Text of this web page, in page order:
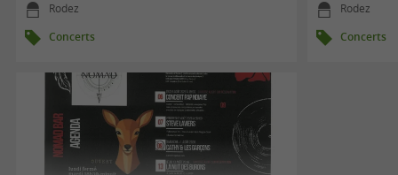
Rodez
Concerts
Rodez
Concerts